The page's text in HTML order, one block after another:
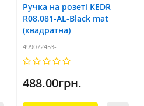
Ручка на розеті KEDR
R08.081-AL-Black mat
(квадратна)
499072453-
488.00грн.